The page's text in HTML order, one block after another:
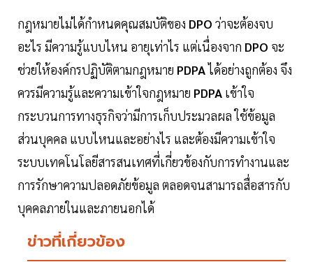
กฎหมายไม่ได้กำหนดคุณสมบัติของ DPO ว่าจะต้องจบ
อะไร มีความรู้แบบไหน อายุเท่าไร แต่เนื่องจาก DPO จะ
ช่วยให้องค์กรปฏิบัติตามกฎหมาย PDPAได้อย่างถูกต้อง จึง
ควรมีความรู้และความเข้าใจกฎหมาย PDPA เข้าใจ
กระบวนการทางธุรกิจว่ามีการเก็บประมวลผล ใช้ข้อมูล
ส่วนบุคคล แบบไหนและอย่างไร และต้องมีความเข้าใจ
ระบบเทคโนโลยีสารสนเทศที่เกี่ยวข้องกับการทำงานและ
การรักษาความปลอดภัยข้อมูล ตลอดจนสามารถสื่อสารกับ
บุคคลภายในและภายนอกได้
ข่าวที่เกี่ยวข้อง